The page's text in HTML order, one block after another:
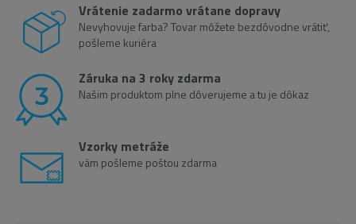
Vrátenie zadarmo vrátane dopravy
Nevyhovuje farba? Tovar môžete bezdôvodne vrátiť,
pošleme kuriéra
Záruka na 3 roky zdarma
Našim produktom plne dôverujeme a tu je dôkaz
Vzorky metráže
vám pošleme poštou zdarma